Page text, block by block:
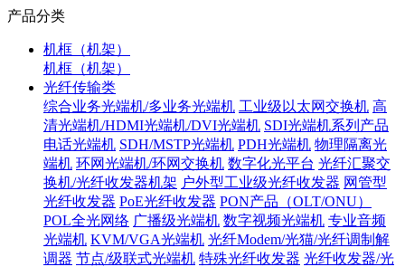
产品分类
机框（机架）
机框（机架）
光纤传输类
综合业务光端机/多业务光端机 工业级以太网交换机 高
清光端机/HDMI光端机/DVI光端机 SDI光端机系列产品
电话光端机 SDH/MSTP光端机 PDH光端机 物理隔离光
端机 环网光端机/环网交换机 数字化光平台 光纤汇聚交
换机/光纤收发器机架 户外型工业级光纤收发器 网管型
光纤收发器 PoE光纤收发器 PON产品（OLT/ONU）
POL全光网络 广播级光端机 数字视频光端机 专业音频
光端机 KVM/VGA光端机 光纤Modem/光猫/光纤调制解
调器 节点/级联式光端机 特殊光纤收发器 光纤收发器/光